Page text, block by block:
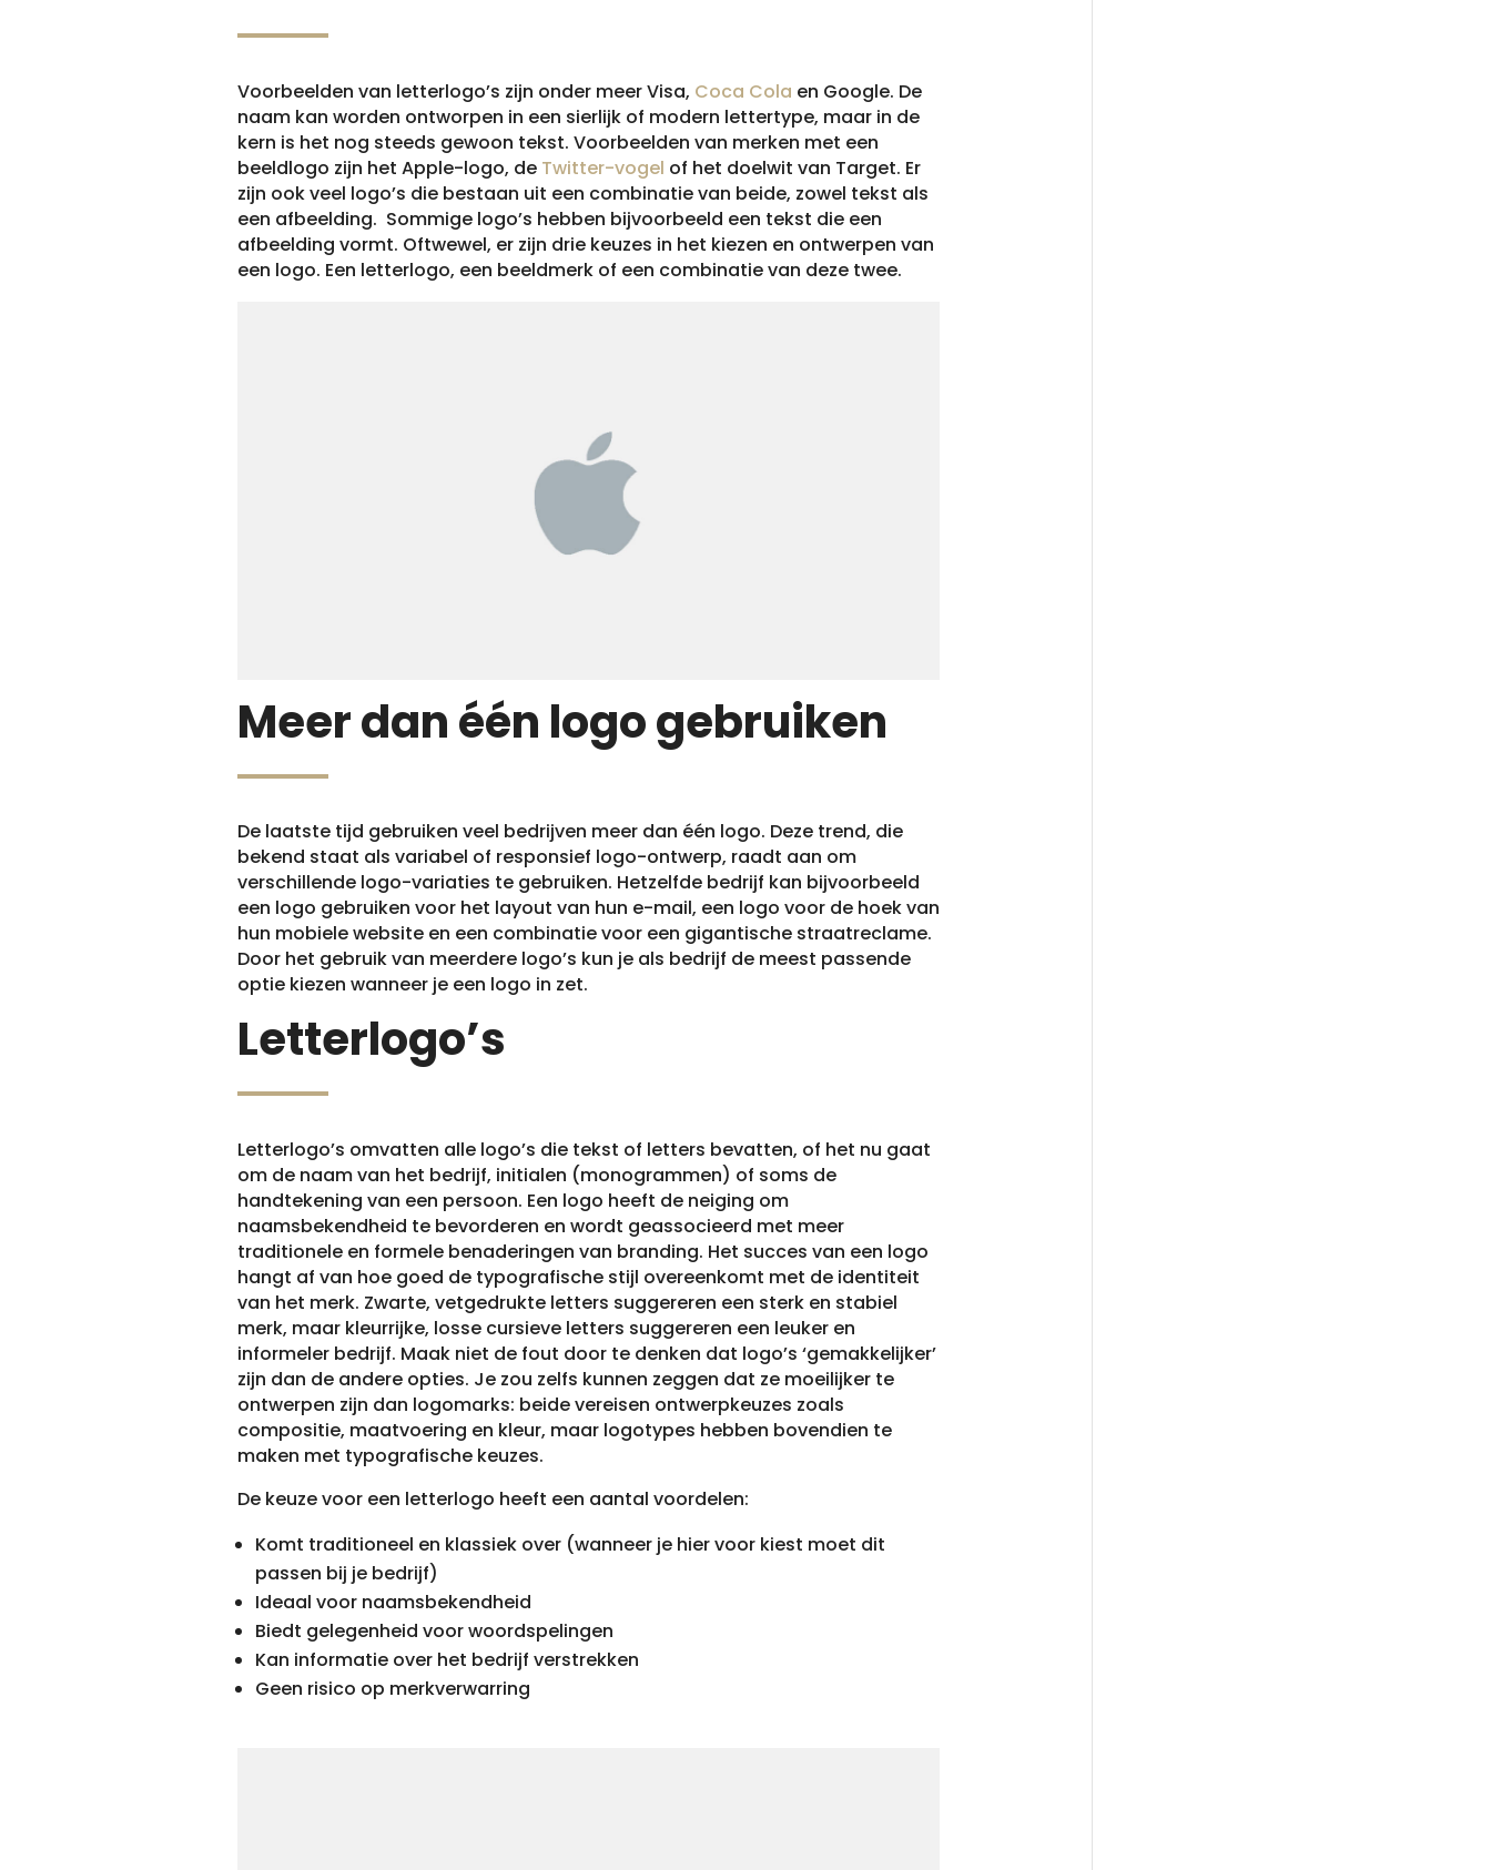
Voorbeelden van letterlogo’s zijn onder meer Visa, Coca Cola en Google. De
naam kan worden ontworpen in een sierlijk of modern lettertype, maar in de
kern is het nog steeds gewoon tekst. Voorbeelden van merken met een
beeldlogo zijn het Apple-logo, de Twitter-vogel of het doelwit van Target. Er
zijn ook veel logo’s die bestaan uit een combinatie van beide, zowel tekst als
een afbeelding. Sommige logo’s hebben bijvoorbeeld een tekst die een
afbeelding vormt. Oftwewel, er zijn drie keuzes in het kiezen en ontwerpen van
een logo. Een letterlogo, een beeldmerk of een combinatie van deze twee.
Meer dan één logo gebruiken
De laatste tijd gebruiken veel bedrijven meer dan één logo. Deze trend, die
bekend staat als variabel of responsief logo-ontwerp, raadt aan om
verschillende logo-variaties te gebruiken. Hetzelfde bedrijf kan bijvoorbeeld
een logo gebruiken voor het layout van hun e-mail, een logo voor de hoek van
hun mobiele website en een combinatie voor een gigantische straatreclame.
Door het gebruik van meerdere logo’s kun je als bedrijf de meest passende
optie kiezen wanneer je een logo in zet.
Letterlogo’s
Letterlogo’s omvatten alle logo’s die tekst of letters bevatten, of het nu gaat
om de naam van het bedrijf, initialen (monogrammen) of soms de
handtekening van een persoon. Een logo heeft de neiging om
naamsbekendheid te bevorderen en wordt geassocieerd met meer
traditionele en formele benaderingen van branding. Het succes van een logo
hangt af van hoe goed de typografische stijl overeenkomt met de identiteit
van het merk. Zwarte, vetgedrukte letters suggereren een sterk en stabiel
merk, maar kleurrijke, losse cursieve letters suggereren een leuker en
informeler bedrijf. Maak niet de fout door te denken dat logo’s ‘gemakkelijker’
zijn dan de andere opties. Je zou zelfs kunnen zeggen dat ze moeilijker te
ontwerpen zijn dan logomarks: beide vereisen ontwerpkeuzes zoals
compositie, maatvoering en kleur, maar logotypes hebben bovendien te
maken met typografische keuzes.
De keuze voor een letterlogo heeft een aantal voordelen:
Komt traditioneel en klassiek over (wanneer je hier voor kiest moet dit
passen bij je bedrijf)
Ideaal voor naamsbekendheid
Biedt gelegenheid voor woordspelingen
Kan informatie over het bedrijf verstrekken
Geen risico op merkverwarring